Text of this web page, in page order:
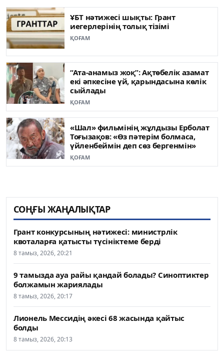
ҰБТ нәтижесі шықты: Грант
иегерлерінің толық тізімі
ҚОҒАМ
“Ата-анамыз жоқ”: Ақтөбелік азамат
екі әпкесіне үй, қарындасына көлік
сыйлады
ҚОҒАМ
«Шал» фильмінің жұлдызы Ерболат
Тоғызақов: «Өз пәтерім болмаса,
үйленбеймін деп сөз бергенмін»
ҚОҒАМ
СОҢҒЫ ЖАҢАЛЫҚТАР
Грант конкурсының нәтижесі: министрлік
квоталарға қатысты түсініктеме берді
8 тамыз, 2026, 20:21
9 тамызда ауа райы қандай болады? Синоптиктер
болжамын жариялады
8 тамыз, 2026, 20:17
Лионель Мессидің әкесі 68 жасында қайтыс
болды
8 тамыз, 2026, 20:13